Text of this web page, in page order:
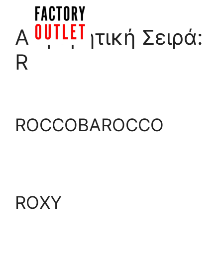
Μετάβαση
περιεχόμενο
Αλφαβητική Σειρά:
R
ROCCOBAROCCO
ROXY